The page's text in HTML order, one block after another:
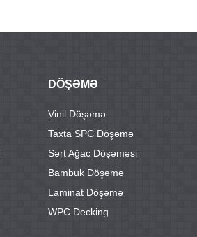
DÖŞƏMƏ
Vinil Döşəmə
Taxta SPC Döşəmə
Sərt Ağac Döşəməsi
Bambuk Döşəmə
Laminat Döşəmə
WPC Decking